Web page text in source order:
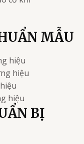
MẪU
hiệu
hiệu
hiệu
BỊ